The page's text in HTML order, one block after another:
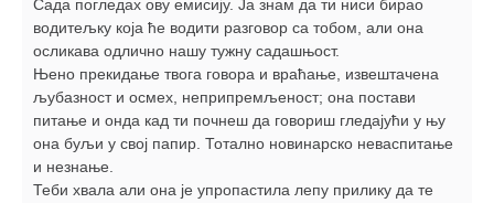
kontakt
besplatna e-knjiga
termini treninga
moja priča
moja priča
Сада погледах ову емисију. Ја знам да ти ниси бирао
водитељку која ће водити разговор са тобом, али она
осликава одлично нашу тужну садашњост.
Њено прекидање твога говора и враћање, извештачена
љубазност и осмех, неприпремљеност; она постави
питање и онда кад ти почнеш да говориш гледајући у њу
она буљи у свој папир. Тотално новинарско неваспитање
и незнање.
Теби хвала али она је упропастила лепу прилику да те